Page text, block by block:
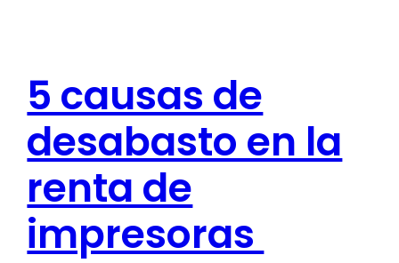
5 causas de
desabasto en la
renta de
impresoras